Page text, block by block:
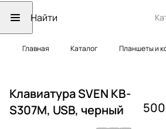
Главная Каталог Планшеты и
Клавиатура SVEN KB-
S307M, USB, черный